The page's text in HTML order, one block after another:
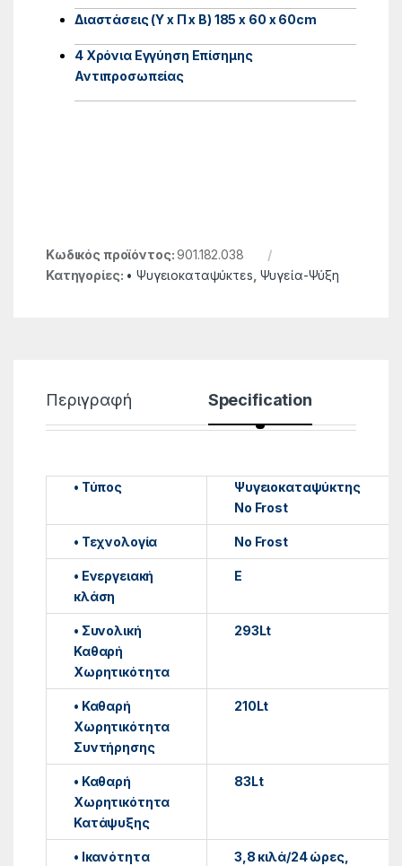
Διαστάσεις (Υ x Π x B) 185 x 60 x 60cm
4 Χρόνια Εγγύηση Επίσημης
Αντιπροσωπείας
Κωδικός προϊόντος:901.182.038
Κατηγορίες: • Ψυγειοκαταψύκτεs Ψυγεία-Ψύξη
Περιγραφή Specification
• Τύπος
Ψυγειοκαταψύκτης
No Frost
• Τεχνολογία No Frost
• Ενεργειακή
κλάση
E
• Συνολική
Καθαρή
Χωρητικότητα
293Lt
• Καθαρή
Χωρητικότητα
Συντήρησης
210Lt
• Καθαρή
Χωρητικότητα
Κατάψυξης
83Lt
• Ικανότητα
3,8 κιλά/24 ώρες,